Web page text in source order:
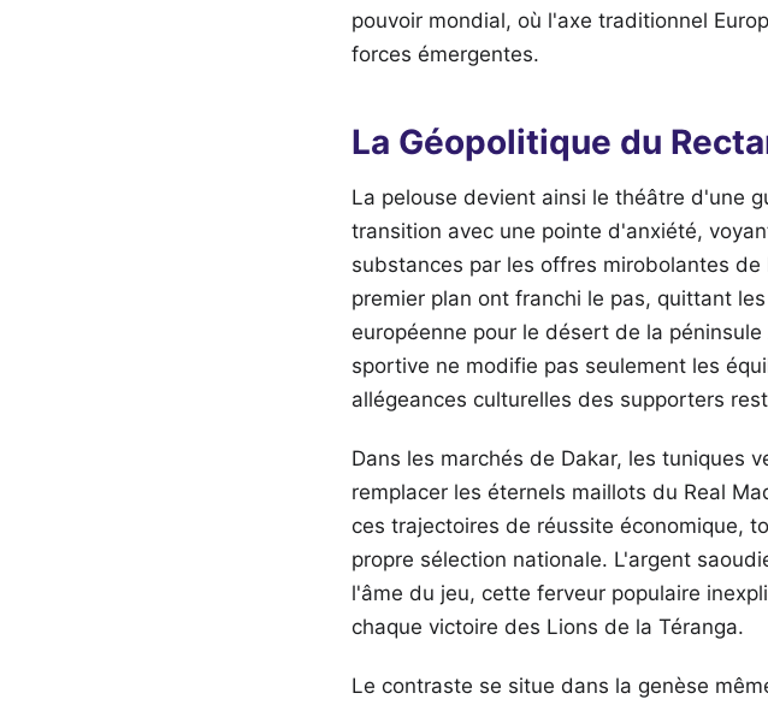
pouvoir mondial, où l'axe traditionnel
forces émergentes.
La Géopolitique du
La pelouse devient ainsi le théâtre d'une
transition avec une pointe d'anxiété,
substances par les offres mirobolantes
premier plan ont franchi le pas, quittant
européenne pour le désert de la
sportive ne modifie pas seulement les
allégeances culturelles des supporters
Dans les marchés de Dakar, les tuniques
remplacer les éternels maillots du Real
ces trajectoires de réussite économique,
propre sélection nationale. L'argent
l'âme du jeu, cette ferveur populaire
chaque victoire des Lions de la Téranga.
Le contraste se situe dans la genèse